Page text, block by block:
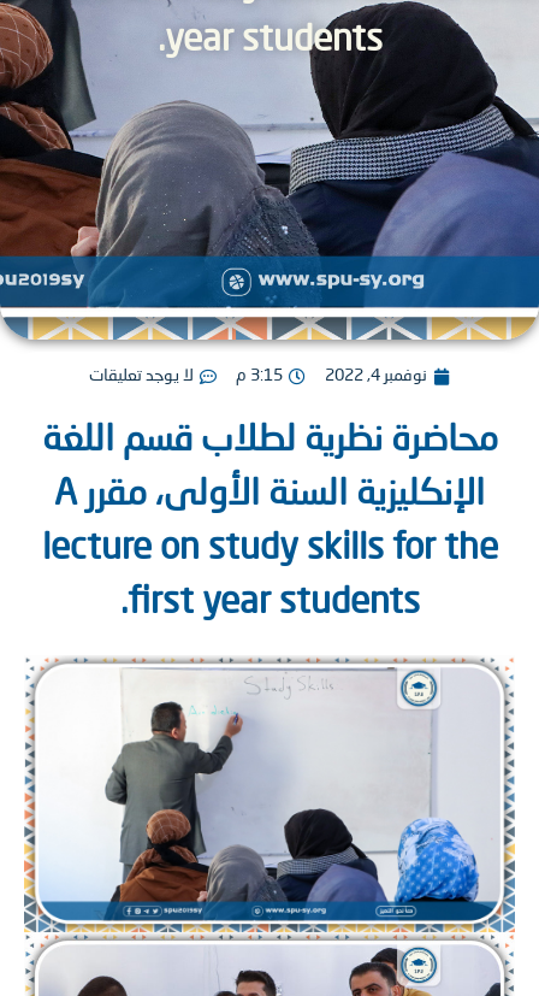
year students.
نوفمبر 4, 2022 3:15 م لا يوجد تعليقات
نظرية لطلاب قسم اللغة
الإنكليزية السنة الأولى، مقرر A
lecture on study skills for
first year students.